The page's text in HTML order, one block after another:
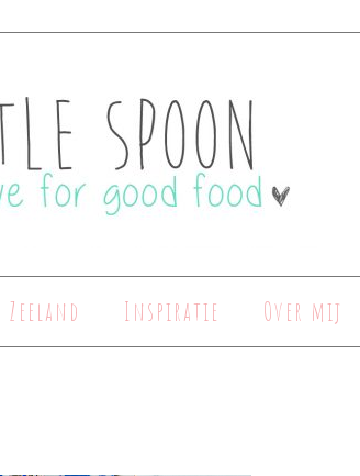
Zeeland Inspiratie Over mij